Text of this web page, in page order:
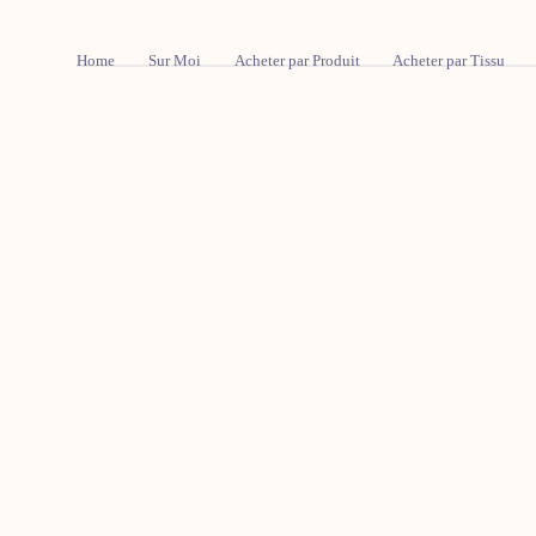
Contenu
Home Sur Moi Acheter par Produit Acheter par Tissu